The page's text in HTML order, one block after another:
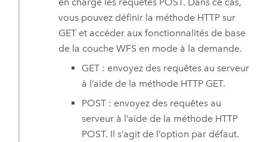
en charge les requêtes POST. Dans ce cas,
vous pouvez définir la méthode HTTP sur
GET et accéder aux fonctionnalités de base
de la couche WFS en mode à la demande.
GET : envoyez des requêtes au serveur
à l’aide de la méthode HTTP GET.
POST : envoyez des requêtes au
serveur à l’aide de la méthode HTTP
POST. Il s’agit de l’option par défaut.